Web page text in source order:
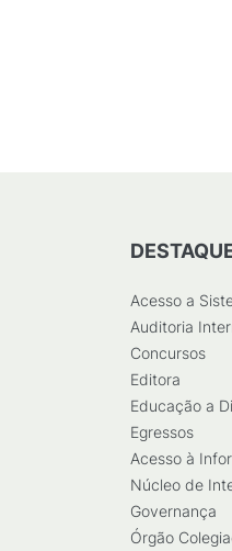
Acesso a
Auditoria
Concursos
Editora
Educação a
Egressos
Acesso à
Núcleo de
Governança
Órgão